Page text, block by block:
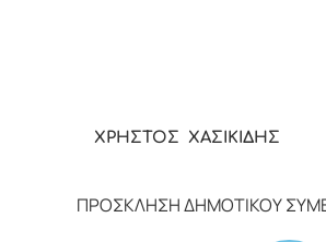
ΧΡΗΣΤΟΣ ΧΑΣΙΚΙΔΗΣ
ΠΡΟΣΚΛΗΣΗ ΔΗΜΟΤΙΚΟΥ